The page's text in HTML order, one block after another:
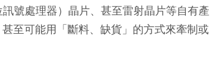
號處理器）晶片、甚至雷射晶片等自有產
至可能用「斷料、缺貨」的方式來牽制或